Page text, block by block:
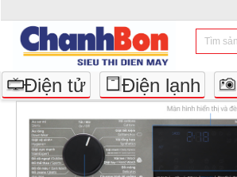
Điện tử Điện lạnh